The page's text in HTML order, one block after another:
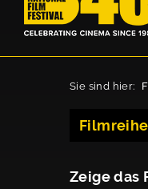
Sie sind hier:
Zeige das